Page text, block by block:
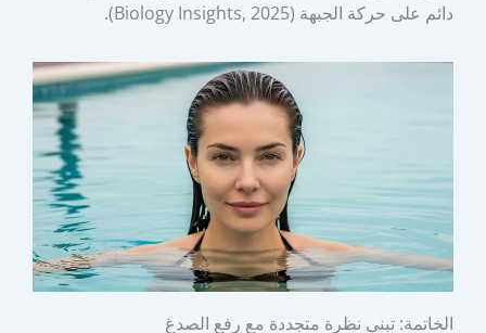
دائم على حركة الجبهة (Biology Insights, 2025).
الخاتمة: تبني نظرة متجددة مع رفع الصدغ